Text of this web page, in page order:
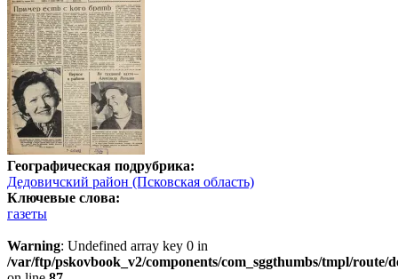
Географическая подрубрика:
Дедовичский район (Псковская область)
Ключевые слова:
газеты
Warning: Undefined array key 0 in
/var/ftp/pskovbook_v2/components/com_sggthumbs/tmpl/route/